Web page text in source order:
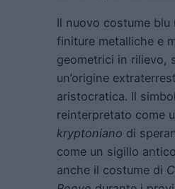
Il nuovo costume blu
finiture metalliche e
geometrici in rilievo,
un’origine
aristocratica. Il
reinterpretato come
kryptoniano di
come un sigillo
anche il costume di